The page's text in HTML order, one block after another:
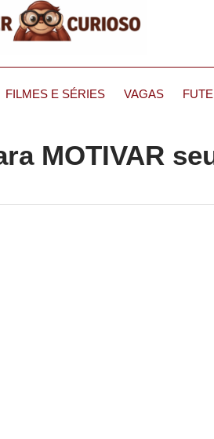
FILMES E SÉRIES VAGAS
MOTIVAR